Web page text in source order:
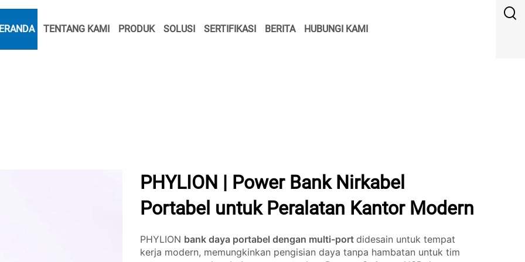
TENTANG KAMI PRODUK SOLUSI SERTIFIKASI BERITA HUBUNGI KAMI
PHYLION | Power Bank Nirkabel
Portabel untuk Peralatan Kantor Modern
PHYLION bank daya portabel dengan multi-port didesain untuk tempat
kerja modern, memungkinkan pengisian daya tanpa hambatan untuk tim